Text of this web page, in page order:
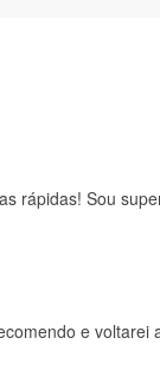
obrigada ,
rápidas! Sou
e voltarei